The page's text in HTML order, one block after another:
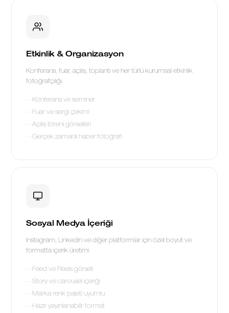
Etkinlik & Organizasyon
Konferans, fuar, açılış, toplantı ve her türlü kurumsal etkinlik
fotoğrafçılığı.
Konferans ve seminer
Fuar ve sergi çekimi
Açılış töreni görselleri
Gerçek zamanlı haber fotoğrafı
Sosyal Medya İçeriği
Instagram, LinkedIn ve diğer platformlar için özel boyut ve
formatta içerik üretimi.
Feed ve Reels görseli
Story ve carousel içeriği
Marka renk paleti uyumlu
Hazır yayınlanabilir format